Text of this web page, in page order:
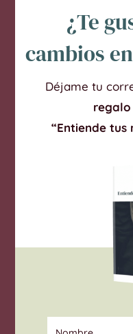
¿Te
cambios
Déjame tu
regalo
“Entiende tus
Nombre